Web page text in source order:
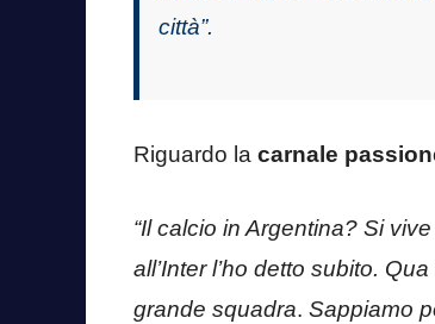
città”.
Riguardo la carnale
“Il calcio in Argentina? Si
all’Inter l’ho detto subito.
grande squadra. Sappiamo